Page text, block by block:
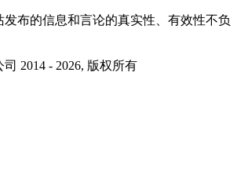
布的信息和言论的真实性、有效性不负
2014 - 2026, 版权所有